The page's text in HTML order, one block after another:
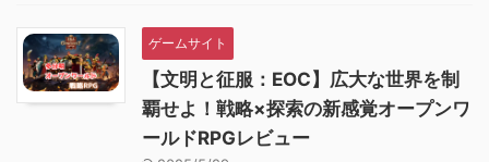
ゲームサイト
【文明と征服：EOC】広大な世界を制
覇せよ！戦略×探索の新感覚オープンワ
ールドRPGレビュー